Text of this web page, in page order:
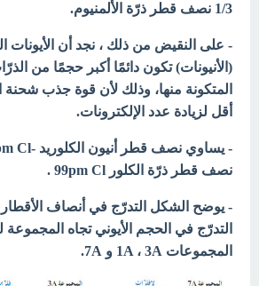
1/3 نصف قطر ذرّة الألمنيوم.
- على النقيض من ذلك ، نجد أن الأيونات
(الأنيونات)تكون دائمًا أكبر حجمًا من
المتكونة منها، وذلك لأن قوة جذب شحنة
أقل لزيادة عدد الإلكترونات.
- يساوي نصف قطر أنيون الكلوريد -Cl
نصف قطر ذرّة الكلور 99pm Cl .
- يوضح الشكل التدرّج في أنصاف الأقطار
التدرّج في الحجم الأيوني تجاه
المجموعات 1A ، 3A و 7A.